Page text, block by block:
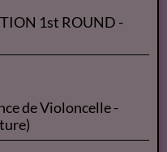
1st ROUND -
de Violoncelle -